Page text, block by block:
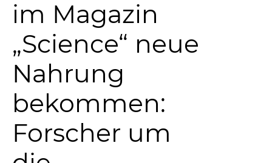
im Magazin
„Science“ neue
Nahrung
bekommen:
Forscher um